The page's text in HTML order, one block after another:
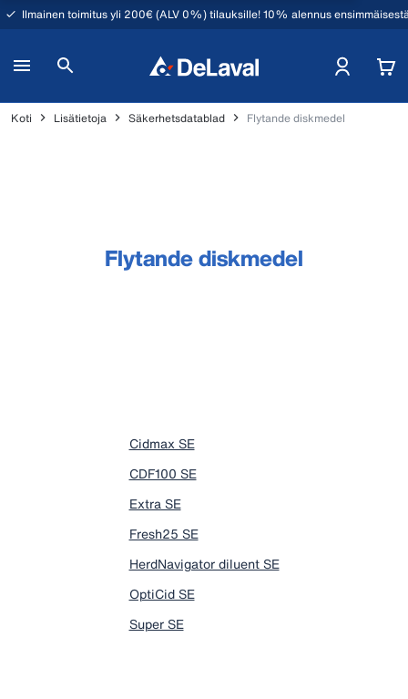
Ilmainen toimitus yli 200€ (ALV 0%) tilauksille! 10% alennus
Koti Lisätietoja Säkerhetsdatablad Flytande diskmedel
Flytande diskmedel
Cidmax SE
CDF100 SE
Extra SE
Fresh25 SE
HerdNavigator diluent SE
OptiCid SE
Super SE